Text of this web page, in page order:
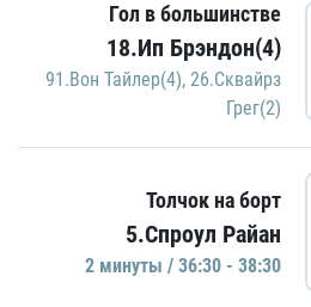
Гол в большинстве
18.Ип Брэндон(4)
91.Вон Тайлер(4), 26.Сквайрз
Грег(2)
Толчок на борт
5.Спроул Райан
2 минуты / 36:30 - 38:30